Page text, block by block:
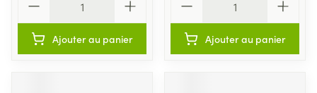
Ajouter au panier Ajouter au panier